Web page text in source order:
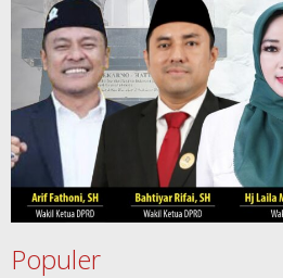
Populer